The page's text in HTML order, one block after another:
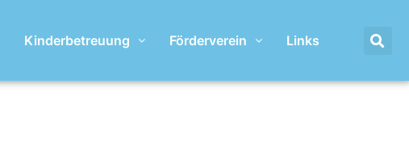
Kinderbetreuung Förderverein Links